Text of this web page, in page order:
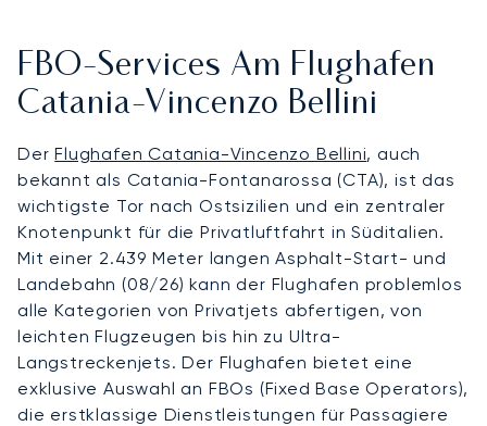
FBO-Services Am Flughafen
Catania-Vincenzo Bellini
DerFlughafen Catania-Vincenzo Bellini, auch
bekannt als Catania-Fontanarossa (CTA), ist das
wichtigste Tor nach Ostsizilien und ein zentraler
Knotenpunkt für die Privatluftfahrt in Süditalien.
Mit einer 2.439 Meter langen Asphalt-Start- und
Landebahn (08/26) kann der Flughafen problemlos
alle Kategorien von Privatjets abfertigen, von
leichten Flugzeugen bis hin zu Ultra-
Langstreckenjets. Der Flughafen bietet eine
exklusive Auswahl an FBOs (Fixed Base Operators),
die erstklassige Dienstleistungen für Passagiere